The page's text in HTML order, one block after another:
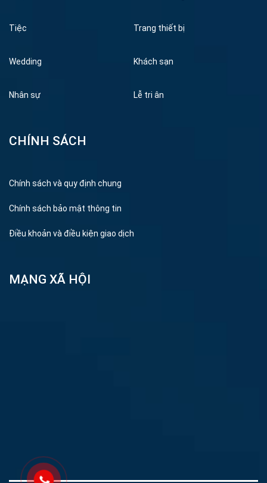
Tiệc Trang thiết bị
Wedding Khách sạn
Nhân sự Lễ tri ân
CHÍNH SÁCH
Chính sách và quy định chung
Chính sách bảo mật thông tin
Điều khoản và điều kiện giao dịch
MẠNG XÃ HỘI